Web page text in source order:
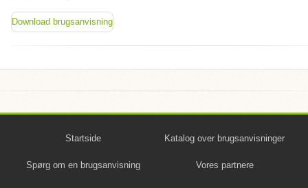
Download brugsanvisning
Startside Katalog over brugsanvisninger
Spørg om en brugsanvisning Vores partnere